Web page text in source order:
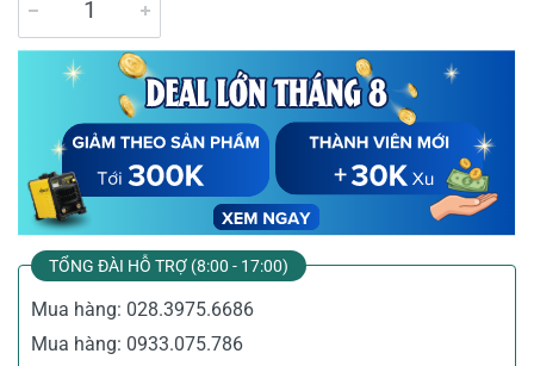
TỔNG ĐÀI HỖ TRỢ (8:00 - 17:00)
Mua hàng: 028.3975.6686
Mua hàng: 0933.075.786